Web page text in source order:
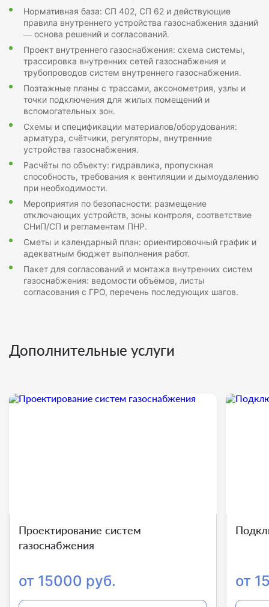
Нормативная база: СП 402, СП 62 и действующие
правила внутреннего устройства газоснабжения зданий
— основа решений и согласований.
Проект внутреннего газоснабжения: схема системы,
трассировка внутренних сетей газоснабжения и
трубопроводов систем внутреннего газоснабжения.
Поэтажные планы с трассами, аксонометрия, узлы и
точки подключения для жилых помещений и
вспомогательных зон.
Схемы и спецификации материалов/оборудования:
арматура, счётчики, регуляторы, внутренние
устройства газоснабжения.
Расчёты по объекту: гидравлика, пропускная
способность, требования к вентиляции и дымоудалению
при необходимости.
Мероприятия по безопасности: размещение
отключающих устройств, зоны контроля, соответствие
СНиП/СП и регламентам ПНР.
Сметы и календарный план: ориентировочный график и
адекватным бюджет выполнения работ.
Пакет для согласований и монтажа внутренних систем
газоснабжения: ведомости объёмов, листы
согласования с ГРО, перечень последующих шагов.
Дополнительные услуги
Проектирование систем
газоснабжения
от 15000 руб. от